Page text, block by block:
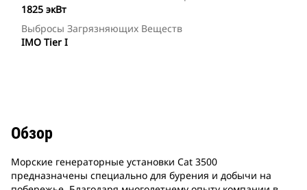
1825 экВт
Выбросы Загрязняющих Веществ
IMO Tier I
Обзор
Морские генераторные установки Cat 3500
предназначены специально для бурения и добычи на